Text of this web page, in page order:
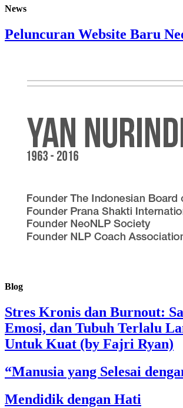
News
Peluncuran Website Baru
Blog
Stres Kronis dan Burnout:
Emosi, dan Tubuh Terlalu
Untuk Kuat (by Fajri Ryan)
“Manusia yang Selesai
Mendidik dengan Hati